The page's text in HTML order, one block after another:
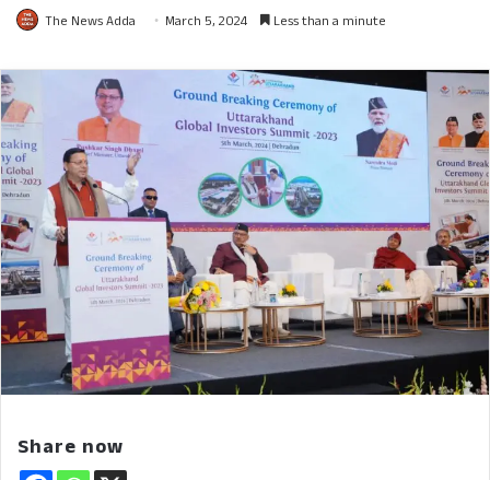
The News Adda March 5, 2024 Less than a minute
Share now